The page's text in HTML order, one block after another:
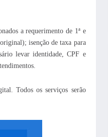
a requerimento de 1ª e
isenção de taxa para
levar identidade, CPF e
Todos os serviços serão